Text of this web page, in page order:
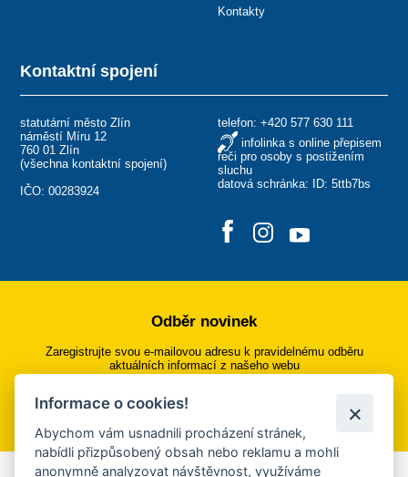
Kontaktní spojení
statutární město Zlín
náměstí Míru 12
760 01 Zlín
(všechna kontaktní spojení)
IČO: 00283924
telefon: +420 577 630 111
infolinka s online přepisem
řeči pro osoby s postižením
sluchu
datová schránka: ID: 5ttb7bs
Kontakty
Odběr novinek
Zaregistrujte svou e-mailovou adresu k pravidelnému odběru
aktuálních informací z našeho webu
Přihlásit se k odběru
Informace o cookies!
Abychom vám usnadnili procházení stránek,
nabídli přizpůsobený obsah nebo reklamu a mohli
anonymně analyzovat návštěvnost, využíváme